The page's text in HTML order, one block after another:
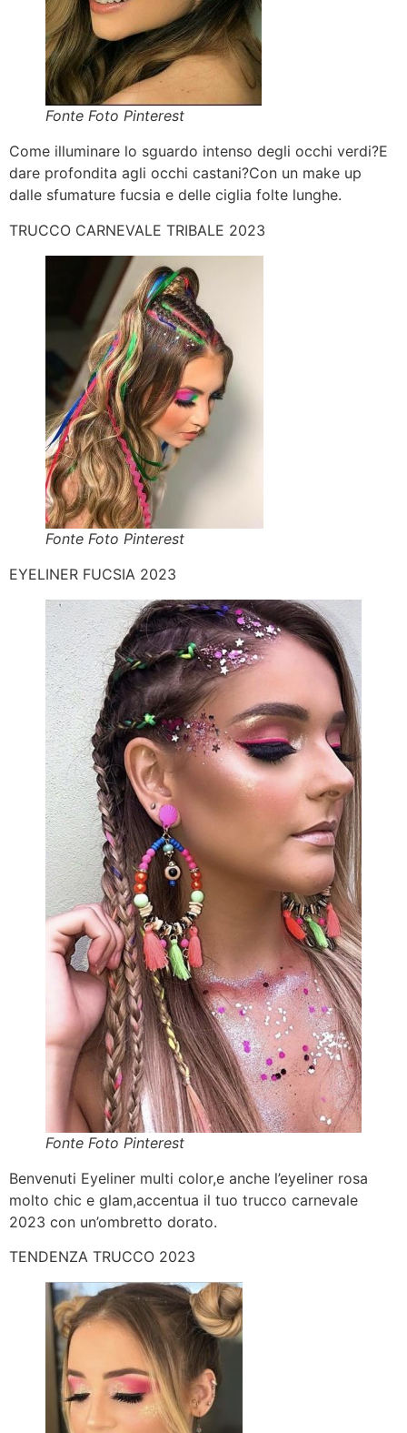
Fonte Foto Pinterest
Come illuminare lo sguardo intenso degli occhi verdi?E
dare profondita agli occhi castani?Con un make up
dalle sfumature fucsia e delle ciglia folte lunghe.
TRUCCO CARNEVALE TRIBALE 2023
Fonte Foto Pinterest
EYELINER FUCSIA 2023
Fonte Foto Pinterest
Benvenuti Eyeliner multi color,e anche l’eyeliner rosa
molto chic e glam,accentua il tuo trucco carnevale
2023 con un’ombretto dorato.
TENDENZA TRUCCO 2023